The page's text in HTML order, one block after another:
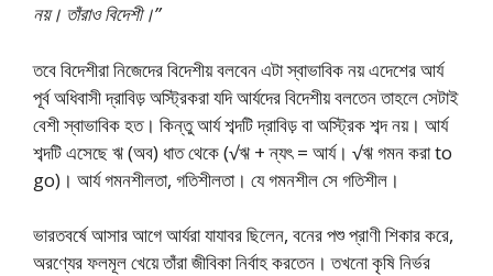
নয়। তাঁরাও বিদেশী।”
তবে বিদেশীরা নিজেদের বিদেশীয় বলবেন এটা স্বাভাবিক নয় এদেশের আর্য
পূর্ব অধিবাসী দ্রাবিড় অস্ট্রিকরা যদি আর্যদের বিদেশীয় বলতেন তাহলে সেটাই
বেশী স্বাভাবিক হত। কিন্তু আর্য শব্দটি দ্রাবিড় বা অস্ট্রিক শব্দ নয়। আর্য
শব্দটি এসেছে ঋ (অব) ধাত থেকে (√ঋ + ন্যৎ = আর্য। √ঋ গমন করা to
go)। আর্য গমনশীলতা, গতিশীলতা। যে গমনশীল সে গতিশীল।
ভারতবর্ষে আসার আগে আর্যরা যাযাবর ছিলেন, বনের পশু প্রাণী শিকার করে,
অরণ্যের ফলমূল খেয়ে তাঁরা জীবিকা নির্বাহ করতেন। তখনাে কৃষি নির্ভর